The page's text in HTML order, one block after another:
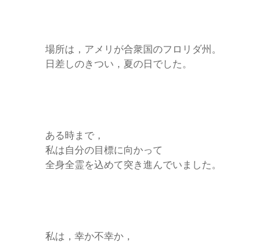
場所は，アメリが合衆国のフロリダ州。
日差しのきつい，夏の日でした。
ある時まで，
私は自分の目標に向かって
全身全霊を込めて突き進んでいました。
私は，幸か不幸か，